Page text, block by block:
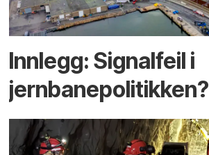
Innlegg: Signalfeil i
jernbanepolitikken?